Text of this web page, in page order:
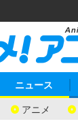
ニュース
アニメ